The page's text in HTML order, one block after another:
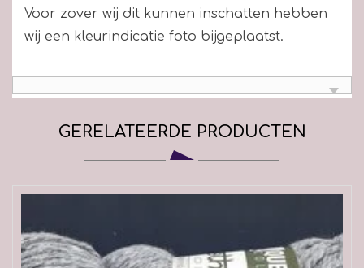
Voor zover wij dit kunnen inschatten hebben
wij een kleurindicatie foto bijgeplaatst.
GERELATEERDE PRODUCTEN